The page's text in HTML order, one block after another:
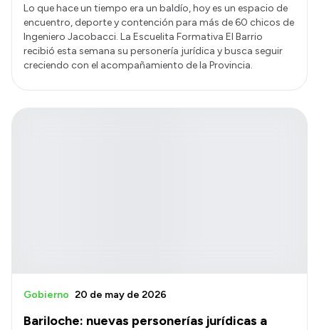
Lo que hace un tiempo era un baldío, hoy es un espacio de
encuentro, deporte y contención para más de 60 chicos de
Ingeniero Jacobacci. La Escuelita Formativa El Barrio
recibió esta semana su personería jurídica y busca seguir
creciendo con el acompañamiento de la Provincia.
Bariloche: nuevas personerías jurídicas a
Gobierno 20 de may de 2026